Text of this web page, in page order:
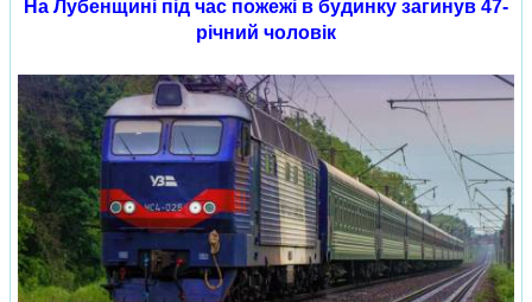
На Лубенщині під час пожежі в будинку загинув 47-
річний чоловік